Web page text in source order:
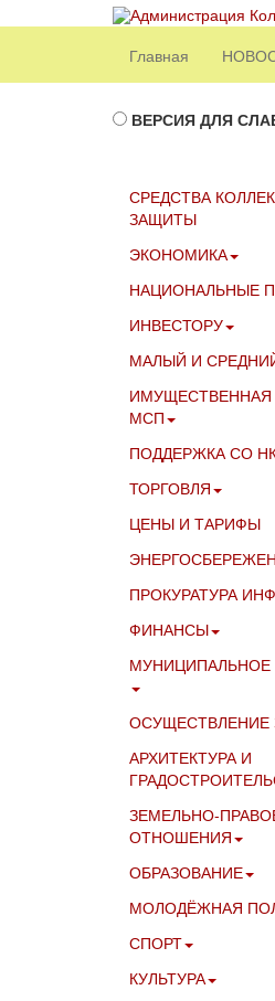
Главная
ВЕРСИЯ ДЛЯ
СРЕДСТВА
ЗАЩИТЫ
ЭКОНОМИКА
НАЦИОНАЛЬНЫЕ
ИНВЕСТОРУ
МАЛЫЙ И
МСП
ПОДДЕРЖКА СО
ТОРГОВЛЯ
ЦЕНЫ И ТАРИФЫ
ПРОКУРАТУРА
ФИНАНСЫ
ОСУЩЕСТВЛЕНИЕ
АРХИТЕКТУРА И
ЗЕМЕЛЬНО-
ОТНОШЕНИЯ
ОБРАЗОВАНИЕ
МОЛОДЁЖНАЯ
СПОРТ
КУЛЬТУРА